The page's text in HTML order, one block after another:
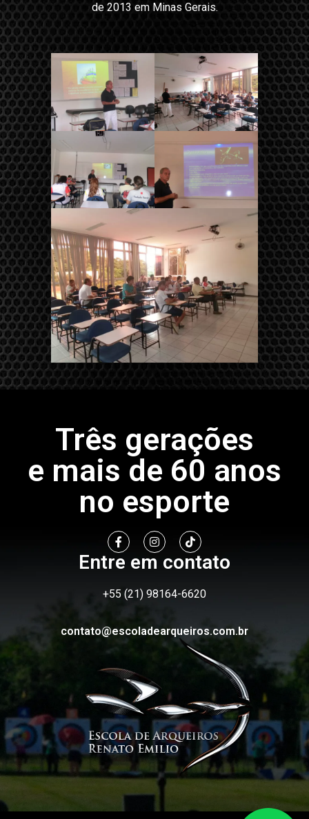
de 2013 em Minas Gerais.
Três gerações
e mais de 60 anos
no esporte
Entre em contato
+55 (21) 98164-6620
contato@escoladearqueiros.com.br